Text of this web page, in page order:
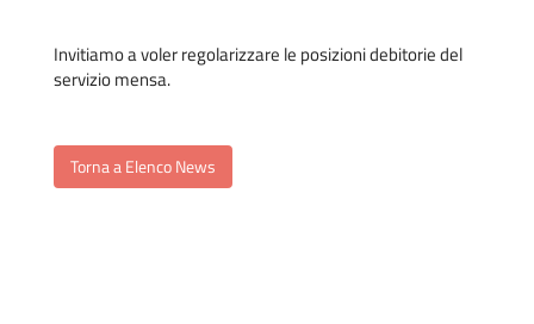
Invitiamo a voler regolarizzare le posizioni debitorie del
servizio mensa.
Torna a Elenco News